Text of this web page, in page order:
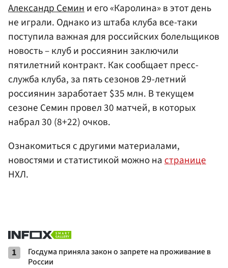
Александр Семини его «Каролина» в этот день
не играли. Однако из штаба клуба все-таки
поступила важная для российских болельщиков
новость – клуб и россиянин заключили
пятилетний контракт. Как сообщает пресс-
служба клуба, за пять сезонов 29-летний
россиянин заработает $35 млн. В текущем
сезоне Семин провел 30 матчей, в которых
набрал 30 (8+22) очков.
Ознакомиться с другими материалами,
новостями и статистикой можно настранице
НХЛ.
1
Госдума приняла закон о запрете на проживание в
России